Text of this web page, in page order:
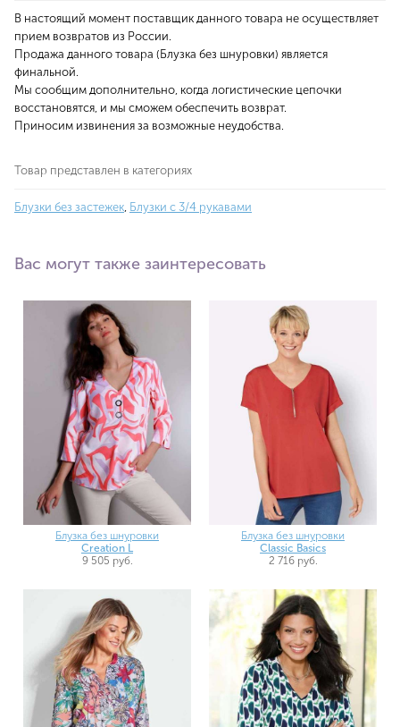
В настоящий момент поставщик данного товара не осуществляет
прием возвратов из России.
Продажа данного товара (Блузка без шнуровки) является
финальной.
Мы сообщим дополнительно, когда логистические цепочки
восстановятся, и мы сможем обеспечить возврат.
Приносим извинения за возможные неудобства.
Товар представлен в категориях
Блузки без застежек Блузки с 3/4 рукавами
Вас могут также заинтересовать
Блузка без шнуровки
Creation L
9 505 руб.
Блузка без шнуровки
Classic Basics
2 716 руб.